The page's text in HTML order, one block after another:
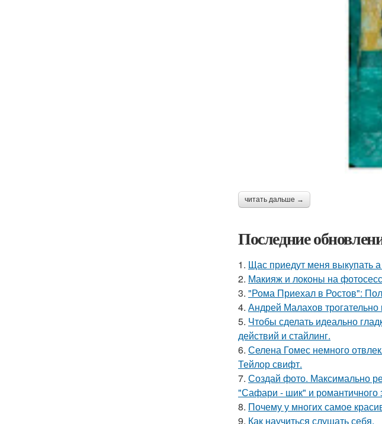
читать дальше →
Последние
1. Щас приедут меня выкупать
2. Макияж и локоны на
3. "Рома Приехал в Ростов":
4. Андрей Малахов
5. Чтобы сделать идеально
действий и стайлинг.
6. Селена Гомес немного
Тейлор свифт.
7. Создай фото. Максимально
"Сафари - шик" и романтичного
8. Почему у многих самое
9. Как научиться слушать себя.